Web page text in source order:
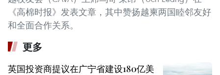
《高棉时报》发表文章，其中赞扬越柬两国睦邻友好
和全面合作关系。
更多
英国投资商提议在广宁省建设180亿美